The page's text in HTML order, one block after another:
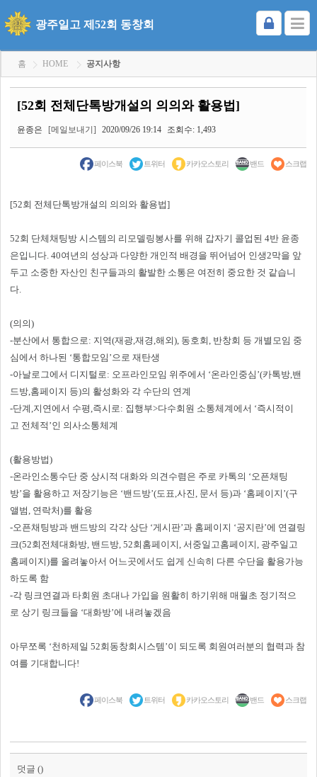
광주일고 제52회 동창회
홈 HOME 공지사항
[52회 전체단톡방개설의 의의와 활용법]
윤종은 [메일보내기] 2020/09/26 19:14 조회수: 1,493
페이스북 트위터 카카오스토리 밴드 스크랩
[52회 전체단톡방개설의 의의와 활용법]
52회 단체채팅방 시스템의 리모델링봉사를 위해 갑자기 콜업된 4반 윤종
은입니다. 40여년의 성상과 다양한 개인적 배경을 뛰어넘어 인생2막을 앞
두고 소중한 자산인 친구들과의 활발한 소통은 여전히 중요한 것 같습니
다.
(의의)
-분산에서 통합으로: 지역(재광,재경,해외), 동호회, 반창회 등 개별모임 중
심에서 하나된 ‘통합모임’으로 재탄생
-아날로그에서 디지털로: 오프라인모임 위주에서 ‘온라인중심’(카톡방,밴
드방,홈페이지 등)의 활성화와 각 수단의 연계
-단계,지연에서 수평,즉시로: 집행부>다수회원 소통체계에서 ‘즉시적이
고 전체적’인 의사소통체계
(활용방법)
-온라인소통수단 중 상시적 대화와 의견수렴은 주로 카톡의 ‘오픈채팅
방’을 활용하고 저장기능은 ‘밴드방’(도표,사진, 문서 등)과 ‘홈페이지’(구
앨범, 연락처)를 활용
-오픈채팅방과 밴드방의 각각 상단 ‘게시판’과 홈페이지 ‘공지란’에 연결링
크(52회전체대화방, 밴드방, 52회홈페이지, 서중일고홈페이지, 광주일고
홈페이지)를 올려놓아서 어느곳에서도 쉽게 신속히 다른 수단을 활용가능
하도록 함
-각 링크연결과 타회원 초대나 가입을 원활히 하기위해 매월초 정기적으
로 상기 링크들을 ‘대화방’에 내려놓겠음
아무쪼록 ‘천하제일 52회동창회시스템’이 되도록 회원여러분의 협력과 참
여를 기대합니다!
페이스북 트위터 카카오스토리 밴드 스크랩
덧글 ()